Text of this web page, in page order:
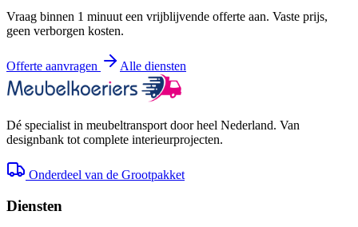
Vraag binnen 1 minuut een vrijblijvende offerte aan. Vaste prijs,
geen verborgen kosten.
Offerte aanvragen Alle diensten
Dé specialist in meubeltransport door heel Nederland. Van
designbank tot complete interieurprojecten.
Onderdeel van de Grootpakket
Diensten